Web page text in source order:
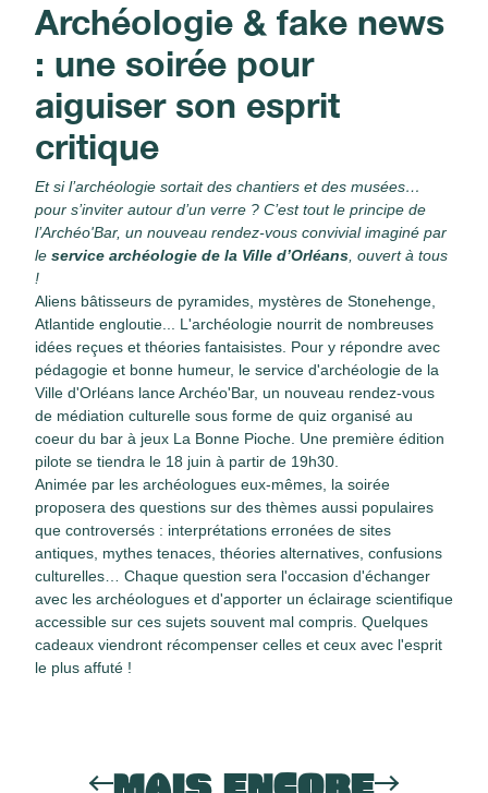
Archéologie & fake news
: une soirée pour
aiguiser son esprit
critique
Et si l’archéologie sortait des chantiers et des musées…
pour s’inviter autour d’un verre ? C’est tout le principe de
l’Archéo'Bar, un nouveau rendez-vous convivial imaginé par
le service archéologie de la Ville d’Orléans , ouvert à tous
!
Aliens bâtisseurs de pyramides, mystères de Stonehenge,
Atlantide engloutie... L'archéologie nourrit de nombreuses
idées reçues et théories fantaisistes. Pour y répondre avec
pédagogie et bonne humeur, le service d'archéologie de la
Ville d'Orléans lanceArchéo'Bar, un nouveau rendez-vous
de médiation culturelle sous forme de quiz organisé au
coeur du bar à jeux La Bonne Pioche . Une première édition
pilote se tiendra le 18 juin à partir de 19h30
Animée par les archéologues eux-mêmes, la soirée
proposera des questions sur des thèmes aussi populaires
que controversés : interprétations erronées de sites
antiques, mythes tenaces, théories alternatives, confusions
culturelles… Chaque question sera l'occasion d'échanger
avec les archéologues et d'apporter un éclairage scientifique
accessible sur ces sujets souvent mal compris. Quelques
cadeaux viendront récompenser celles et ceux avec l'esprit
le plus affuté !